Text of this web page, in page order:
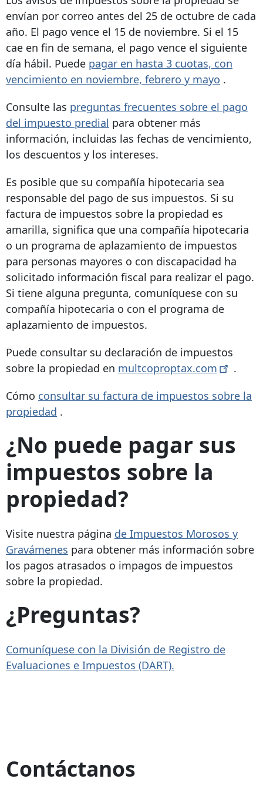
envían por correo antes del 25 de octubre de cada
año. El pago vence el 15 de noviembre. Si el 15
cae en fin de semana, el pago vence el siguiente
día hábil. Puede pagar en hasta 3 cuotas, con
vencimiento en noviembre, febrero y mayo .
Consulte las preguntas frecuentes sobre el pago
del impuesto predial para obtener más
información, incluidas las fechas de vencimiento,
los descuentos y los intereses.
Es posible que su compañía hipotecaria sea
responsable del pago de sus impuestos. Si su
factura de impuestos sobre la propiedad es
amarilla, significa que una compañía hipotecaria
o un programa de aplazamiento de impuestos
para personas mayores o con discapacidad ha
solicitado información fiscal para realizar el pago.
Si tiene alguna pregunta, comuníquese con su
compañía hipotecaria o con el programa de
aplazamiento de impuestos.
Puede consultar su declaración de impuestos
sobre la propiedad en multcoproptax.com
.
Cómo consultar su factura de impuestos sobre la
propiedad .
¿No puede pagar sus
impuestos sobre la
propiedad?
Visite nuestra página de Impuestos Morosos y
Gravámenes para obtener más información sobre
los pagos atrasados ​​o impagos de impuestos
sobre la propiedad.
¿Preguntas?
Comuníquese con la División de Registro de
Evaluaciones e Impuestos (DART).
Contáctanos